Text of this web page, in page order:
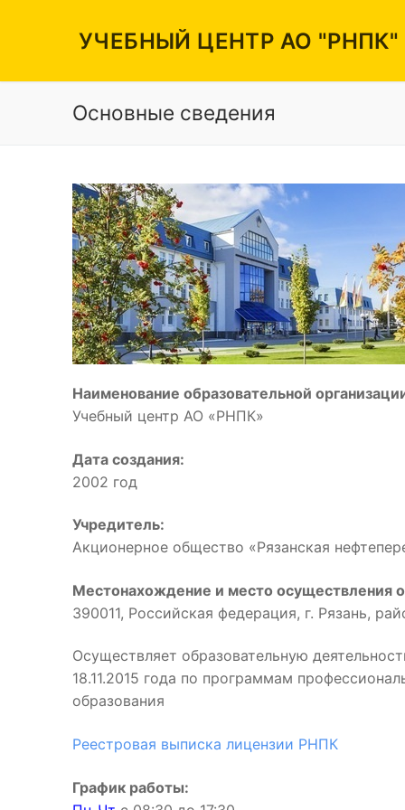
УЧЕБНЫЙ ЦЕНТР АО "РНПК"
Вакансии
Режим работы
Контакты
Основные сведения
Наименование образовательной
Учебный центр АО «РНПК»
Дата создания:
2002 год
Учредитель:
Акционерное общество «Рязанская
Местонахождение и место осуществления
390011, Российская федерация, г. Рязань,
Осуществляет образовательную
18.11.2015 года по программам
образования
Реестровая выписка лицензии РНПК
График работы: